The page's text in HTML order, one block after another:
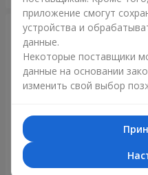
Фонтан шаров "Aloha"
приложение смогут
устройства и
данные.
Некоторые поставщики
данные на основании
изменить свой выбор